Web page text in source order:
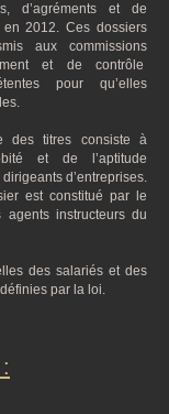
d’agréments et de
en 2012. Ces dossiers
aux commissions
et de contrôle
pour qu’elles
des titres consiste à
et de l’aptitude
d’entreprises.
est constitué par le
instructeurs du
des salariés et des
par la loi.